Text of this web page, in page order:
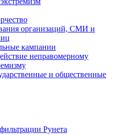
организаций, СМИ и
кампании
неправомерному
и общественные
Рунета